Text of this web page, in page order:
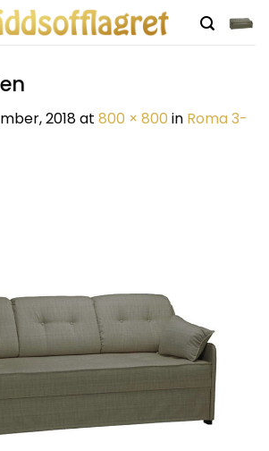
2018at 800 × 800 in Roma 3-